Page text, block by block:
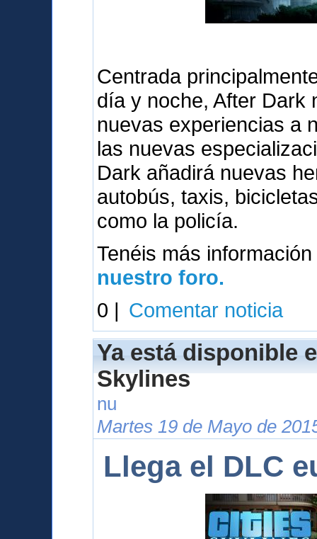
Centrada
día y noche, After Dark
nuevas experiencias a
las nuevas
Dark añadirá nuevas
autobús, taxis,
como la policía.
Tenéis más
nuestro foro.
0 | Comentar noticia
Ya está disponible
Skylines
nu
Martes 19 de Mayo de
Llega el DLC